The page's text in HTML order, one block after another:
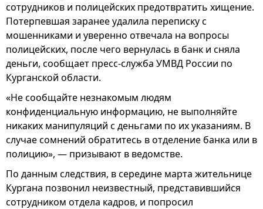
сотрудников и полицейских предотвратить хищение.
Потерпевшая заранее удалила переписку с
мошенниками и уверенно отвечала на вопросы
полицейских, после чего вернулась в банк и сняла
деньги, сообщает пресс-служба УМВД России по
Курганской области.
«Не сообщайте незнакомым людям
конфиденциальную информацию, не выполняйте
никаких манипуляций с деньгами по их указаниям. В
случае сомнений обратитесь в отделение банка или в
полицию», — призывают в ведомстве.
По данным следствия, в середине марта жительнице
Кургана позвонил неизвестный, представившийся
сотрудником отдела кадров, и попросил